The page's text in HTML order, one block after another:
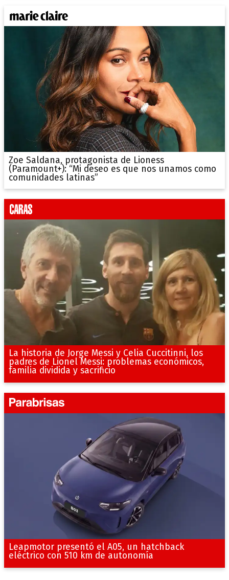
Zoe Saldana, protagonista de Lioness
(Paramount+): “Mi deseo es que nos unamos como
comunidades latinas”
La historia de Jorge Messi y Celia Cuccitinni, los
padres de Lionel Messi: problemas económicos,
familia dividida y sacrificio
Leapmotor presentó el A05, un hatchback
eléctrico con 510 km de autonomía